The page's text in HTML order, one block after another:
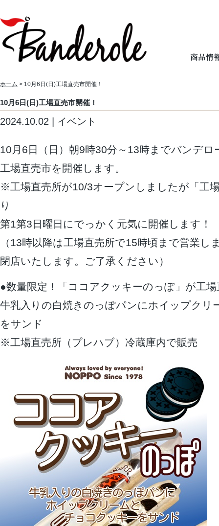
ホーム > 10月6日(日)工場直売市開催！
10月6日(日)工場直売市開催！
2024.10.02 | イベント
10月6日（日）朝9時30分～13時までバンデロ
工場直売市を開催します。
※工場直売所が10/3オープンしましたが「工
り
第1第3日曜日にでっかく元気に開催します！
（13時以降は工場直売所で15時頃まで営業し
閉店いたします。ご了承ください）
●数量限定！「ココアクッキーのっぽ」が工
牛乳入りの白焼きのっぽパンにホイップクリ
をサンド
※工場直売所（プレハブ）冷蔵庫内で販売